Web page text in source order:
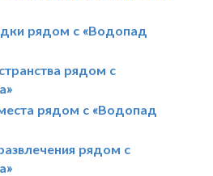
рядом с «Водопад
рядом с
рядом с «Водопад
рядом с